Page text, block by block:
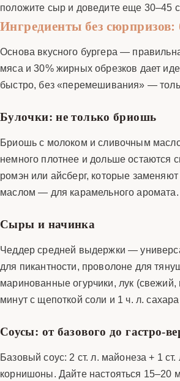
положите сыр и доведите еще 30–45
Ингредиенты без
Основа вкусного бургера —
мяса и 30% жирных обрезков дает
быстро, без «перемешивания» —
Булочки: не только бриошь
Бриошь с молоком и сливочным
немного плотнее и дольше остаются
ромэн или айсберг, которые
маслом — для карамельного аромата.
Сыры и начинка
Чеддер средней выдержки —
для пикантности, проволоне для
маринованные огурчики, лук
минут с щепоткой соли и 1 ч. л.
Соусы: от базового до гастро-
Базовый соус: 2 ст. л. майонеза + 1
корнишоны. Дайте настояться 15–20